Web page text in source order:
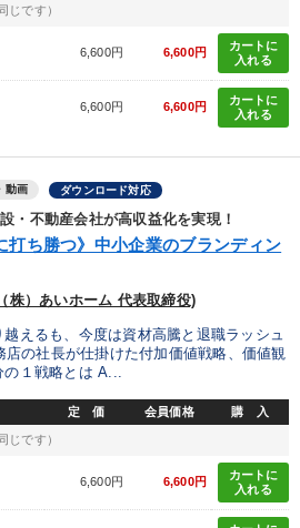
じです）
6,600円 6,600円
カートに
入れる
6,600円 6,600円
カートに
入れる
動画 ダウンロード対応
・不動産会社が高収益化を実現！
打ち勝つ》中小企業のブランディン
株）あいホーム 代表取締役)
えるも、今度は資材高騰と退職ラッシュ
の社長が仕掛けた付加価値戦略、価値観
の１戦略とは A...
定 価 会員価格 購 入
じです）
6,600円 6,600円
カートに
入れる